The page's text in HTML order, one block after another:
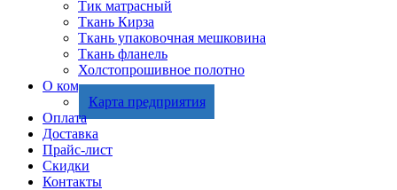
Тик матрасный
Ткань Кирза
Ткань упаковочная мешковина
Ткань фланель
Холстопрошивное полотно
О компании
Карта предприятия
Оплата
Доставка
Прайс-лист
Скидки
Контакты